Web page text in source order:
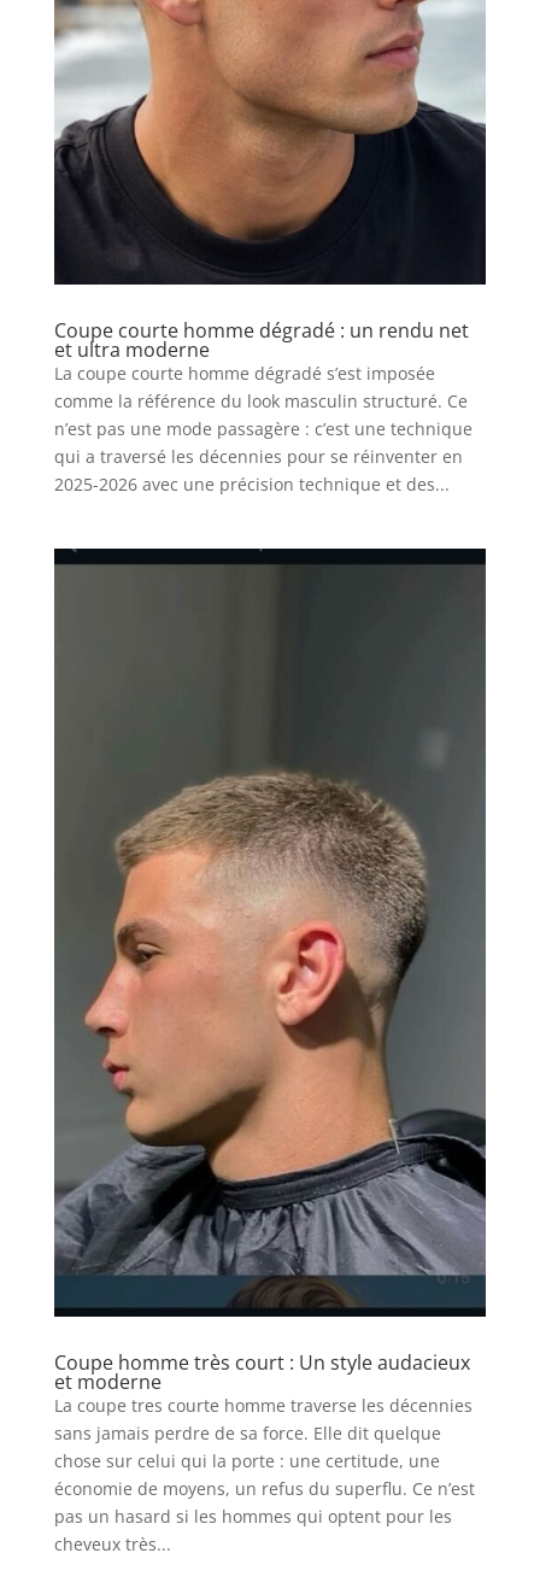
Coupe courte homme dégradé : un rendu net
et ultra moderne
La coupe courte homme dégradé s’est imposée
comme la référence du look masculin structuré. Ce
n’est pas une mode passagère : c’est une technique
qui a traversé les décennies pour se réinventer en
2025-2026 avec une précision technique et des...
Coupe homme très court : Un style audacieux
et moderne
La coupe tres courte homme traverse les décennies
sans jamais perdre de sa force. Elle dit quelque
chose sur celui qui la porte : une certitude, une
économie de moyens, un refus du superflu. Ce n’est
pas un hasard si les hommes qui optent pour les
cheveux très...